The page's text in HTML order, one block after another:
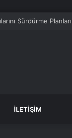
İLETIŞIM